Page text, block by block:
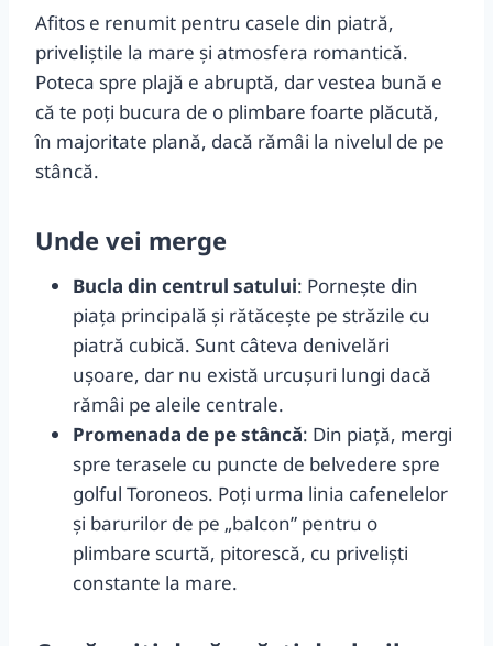
Afitos e renumit pentru casele din piatră,
priveliștile la mare și atmosfera romantică.
Poteca spre plajă e abruptă, dar vestea bună e
că te poți bucura de o plimbare foarte plăcută,
în majoritate plană, dacă rămâi la nivelul de pe
stâncă.
Unde vei merge
Bucla din centrul satului: Pornește din
piața principală și rătăcește pe străzile cu
piatră cubică. Sunt câteva denivelări
ușoare, dar nu există urcușuri lungi dacă
rămâi pe aleile centrale.
Promenada de pe stâncă: Din piață, mergi
spre terasele cu puncte de belvedere spre
golful Toroneos. Poți urma linia cafenelelor
şi barurilor de pe „balcon” pentru o
plimbare scurtă, pitorescă, cu priveliști
constante la mare.